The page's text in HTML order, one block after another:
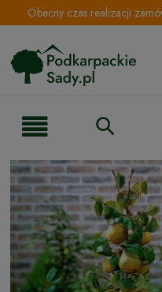
Obecny czas realizacji